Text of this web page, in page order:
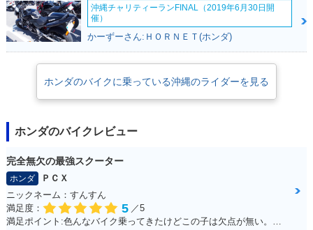
沖縄チャリティーランFINAL（2019年6月30日開
催）
かーずーさん:ＨＯＲＮＥＴ(ホンダ)
ホンダのバイクに乗っている沖縄のライダーを見る
ホンダのバイクレビュー
完全無欠の最強スクーター
ホンダ
ＰＣＸ
ニックネーム：すんすん
満足度：
5 ／5